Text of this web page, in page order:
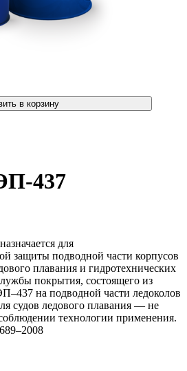
в корзину
437
для
защиты подводной части корпусов
плавания и гидротехнических
покрытия, состоящего из
на подводной части ледоколов
судов ледового плавания — не
технологии применения.